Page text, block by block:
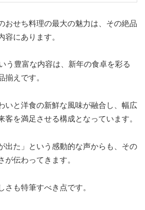
おせち料理の最大の魅力は、その絶品
容にあります。
う豊富な内容は、新年の食卓を彩る
揃えです。
いと洋食の新鮮な風味が融合し、幅広
客を満足させる構成となっています。
出た」という感動的な声からも、その
が伝わってきます。
さも特筆すべき点です。